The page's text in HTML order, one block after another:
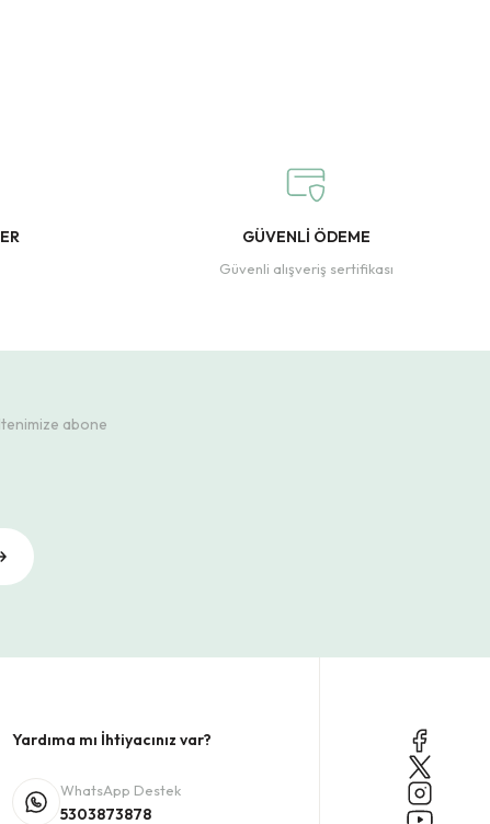
GÜVENLİ ÖDEME
Güvenli alışveriş sertifikası
abone
Yardıma mı İhtiyacınız var?
WhatsApp Destek
5303873878